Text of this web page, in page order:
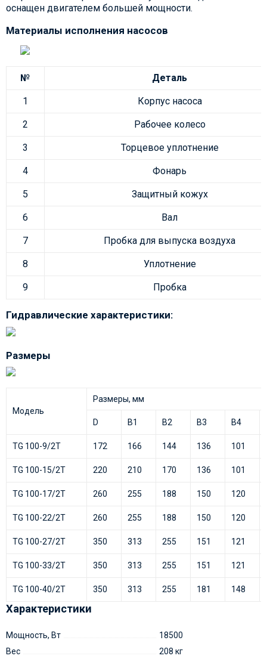
оснащен двигателем большей мощности.
Материалы исполнения насосов
№ Деталь
1 Корпус насоса
2 Рабочее колесо
3 Торцевое уплотнение
4 Фонарь
5 Защитный кожух
6 Вал
7 Пробка для выпуска воздуха
8 Уплотнение
9 Пробка
Гидравлические характеристики:
Размеры
Модель
Размеры, мм
D B1 B2 B3 B4
TG 100-9/2T 172 166 144 136 101
TG 100-15/2T 220 210 170 136 101
TG 100-17/2T 260 255 188 150 120
TG 100-22/2T 260 255 188 150 120
TG 100-27/2T 350 313 255 151 121
TG 100-33/2T 350 313 255 151 121
TG 100-40/2T 350 313 255 181 148
Характеристики
Мощность, Вт
18500
Вес
208 кг